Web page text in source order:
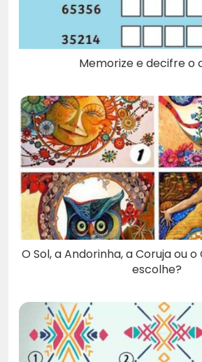
Memorize e decifre o
O Sol, a Andorinha, a Coruja ou
escolhe?